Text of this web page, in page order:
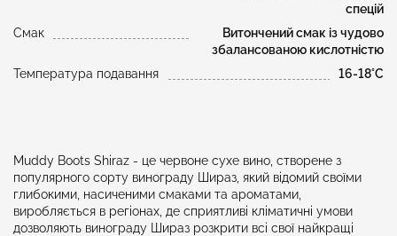
спецій
Смак
Витончений смак із чудово
збалансованою кислотністю
Температура подавання
16-18°C
Muddy Boots Shiraz - це червоне сухе вино, створене з
популярного сорту винограду Шираз, який відомий своїми
глибокими, насиченими смаками та ароматами,
виробляється в регіонах, де сприятливі кліматичні умови
дозволяють винограду Шираз розкрити всі свої найкращі